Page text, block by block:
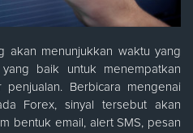
akan menunjukkan waktu yang
baik untuk menempatkan
Berbicara mengenai
Forex, sinyal tersebut akan
bentuk email, alert SMS, pesan